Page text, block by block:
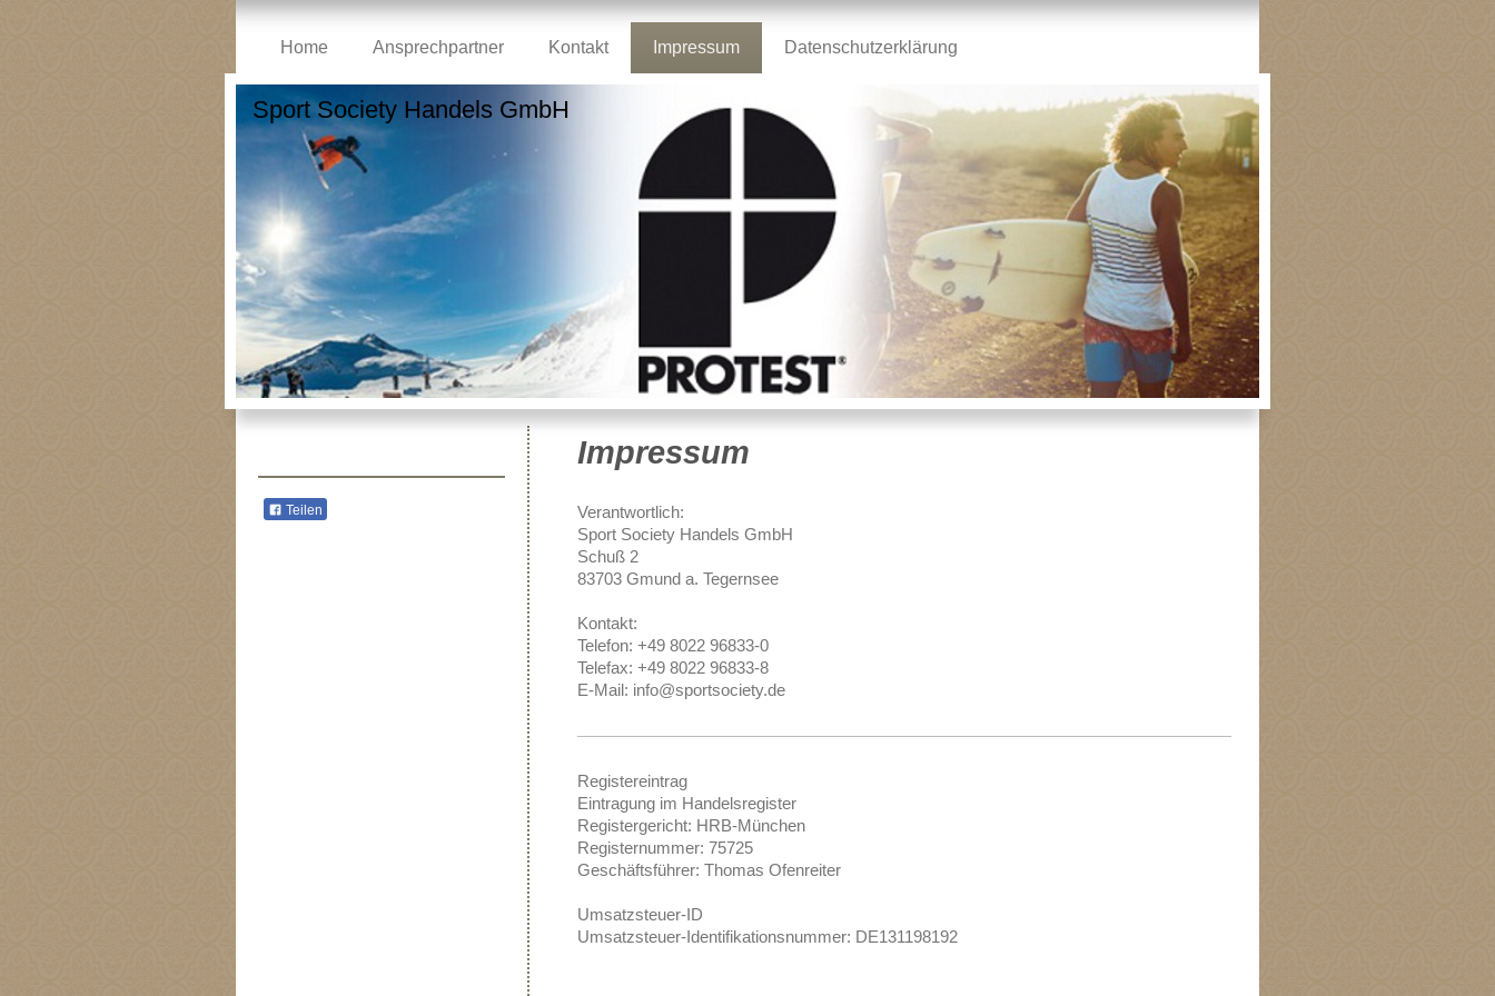
Home Ansprechpartner Kontakt Impressum Datenschutzerklärung
Sport Society Handels GmbH
Impressum
Verantwortlich:
Sport Society Handels GmbH
Schuß 2
83703 Gmund a. Tegernsee
Kontakt:
Telefon: ​+49 8022 96833-0
Telefax: +49 8022 96833-8
E-Mail: info@sportsociety.de
Registereintrag
Eintragung im Handelsregister
Registergericht: HRB-München
Registernummer: 75725
Geschäftsführer: Thomas Ofenreiter
Umsatzsteuer-ID
Umsatzsteuer-Identifikationsnummer: DE131198192
Teilen